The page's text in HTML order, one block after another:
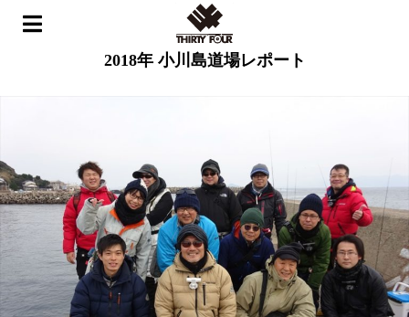
ホーム 2018年 小川島道場レポート
2018年 小川島道場レポート